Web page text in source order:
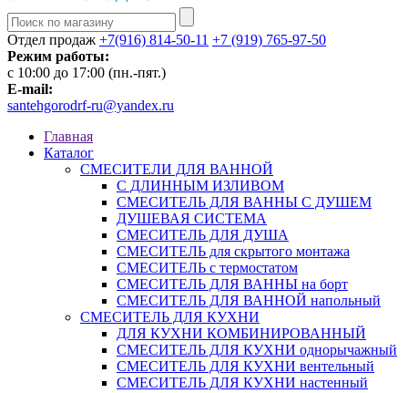
Отдел продаж +7(916) 814-50-11 +7 (919) 765-97-50
Режим работы:
c 10:00 до 17:00 (пн.-пят.)
E-mail:
santehgorodrf-ru@yandex.ru
Главная
Каталог
СМЕСИТЕЛИ ДЛЯ ВАННОЙ
С ДЛИННЫМ ИЗЛИВОМ
СМЕСИТЕЛЬ ДЛЯ ВАННЫ С ДУШЕМ
ДУШЕВАЯ СИСТЕМА
СМЕСИТЕЛЬ ДЛЯ ДУША
СМЕСИТЕЛЬ для скрытого монтажа
СМЕСИТЕЛЬ с термостатом
СМЕСИТЕЛЬ ДЛЯ ВАННЫ на борт
СМЕСИТЕЛЬ ДЛЯ ВАННОЙ напольный
СМЕСИТЕЛЬ ДЛЯ КУХНИ
ДЛЯ КУХНИ КОМБИНИРОВАННЫЙ
СМЕСИТЕЛЬ ДЛЯ КУХНИ однорычажный
СМЕСИТЕЛЬ ДЛЯ КУХНИ вентельный
СМЕСИТЕЛЬ ДЛЯ КУХНИ настенный